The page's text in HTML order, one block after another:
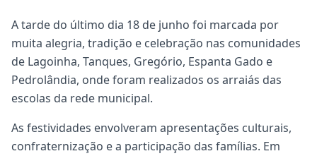
A tarde do último dia 18 de junho foi marcada por
muita alegria, tradição e celebração nas comunidades
de Lagoinha, Tanques, Gregório, Espanta Gado e
Pedrolândia, onde foram realizados os arraiás das
escolas da rede municipal.
As festividades envolveram apresentações culturais,
confraternização e a participação das famílias. Em